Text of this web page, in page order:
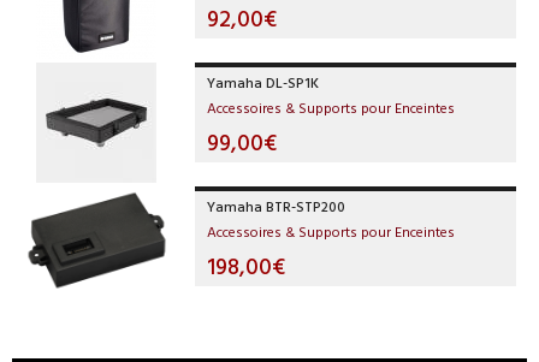
92,00€
Yamaha DL-SP1K
Accessoires & Supports pour Enceintes
99,00€
Yamaha BTR-STP200
Accessoires & Supports pour Enceintes
198,00€